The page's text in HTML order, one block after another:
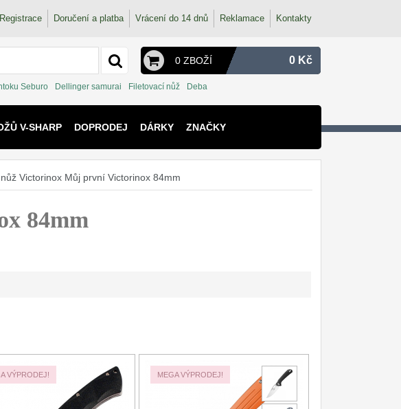
Registrace Doručení a platba Vrácení do 14 dnů Reklamace Kontakty
0 ZBOŽÍ 0 Kč
Seburo Dellinger samurai Filetovací nůž Deba
V-SHARP DOPRODEJ DÁRKY ZNAČKY
Victorinox Můj první Victorinox 84mm
84mm
VÝPRODEJ! MEGA VÝPRODEJ!